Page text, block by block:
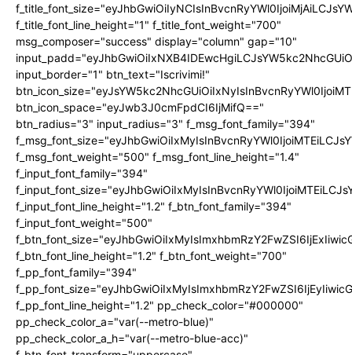
f_title_font_line_height="1" f_title_font_weight="700"
msg_composer="success" display="column" gap="10"
input_border="1" btn_text="Iscrivimi!"
btn_icon_space="eyJwb3J0cmFpdCI6IjMifQ=="
btn_radius="3" input_radius="3" f_msg_font_family="394"
f_msg_font_weight="500" f_msg_font_line_height="1.4"
f_input_font_family="394"
f_input_font_line_height="1.2" f_btn_font_family="394"
f_input_font_weight="500"
f_btn_font_line_height="1.2" f_btn_font_weight="700"
f_pp_font_family="394"
f_pp_font_line_height="1.2" pp_check_color="#000000"
pp_check_color_a="var(--metro-blue)"
pp_check_color_a_h="var(--metro-blue-acc)"